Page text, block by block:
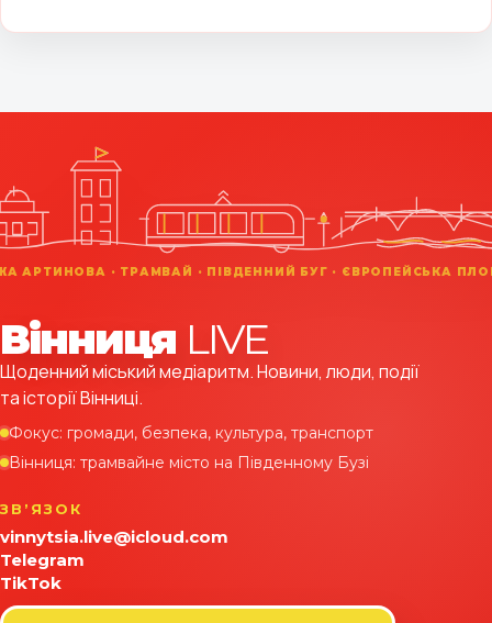
Вінниця LIVE
Щоденний міський медіаритм. Новини, люди, події
та історії Вінниці.
Фокус: громади, безпека, культура, транспорт
Вінниця: трамвайне місто на Південному Бузі
ЗВʼЯЗОК
vinnytsia.live@icloud.com
Telegram
TikTok